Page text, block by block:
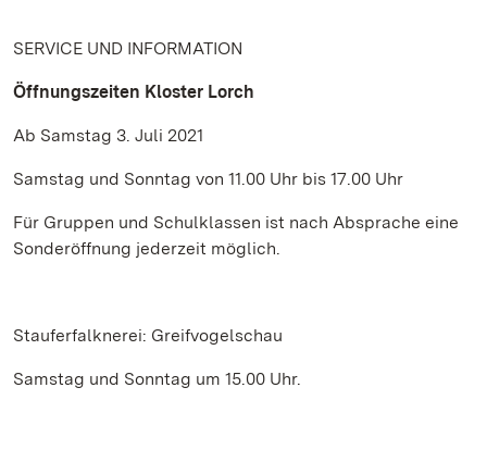
SERVICE UND INFORMATION
Öffnungszeiten Kloster Lorch
Ab Samstag 3. Juli 2021
Samstag und Sonntag von 11.00 Uhr bis 17.00 Uhr
Für Gruppen und Schulklassen ist nach Absprache eine
Sonderöffnung jederzeit möglich.
Stauferfalknerei: Greifvogelschau
Samstag und Sonntag um 15.00 Uhr.